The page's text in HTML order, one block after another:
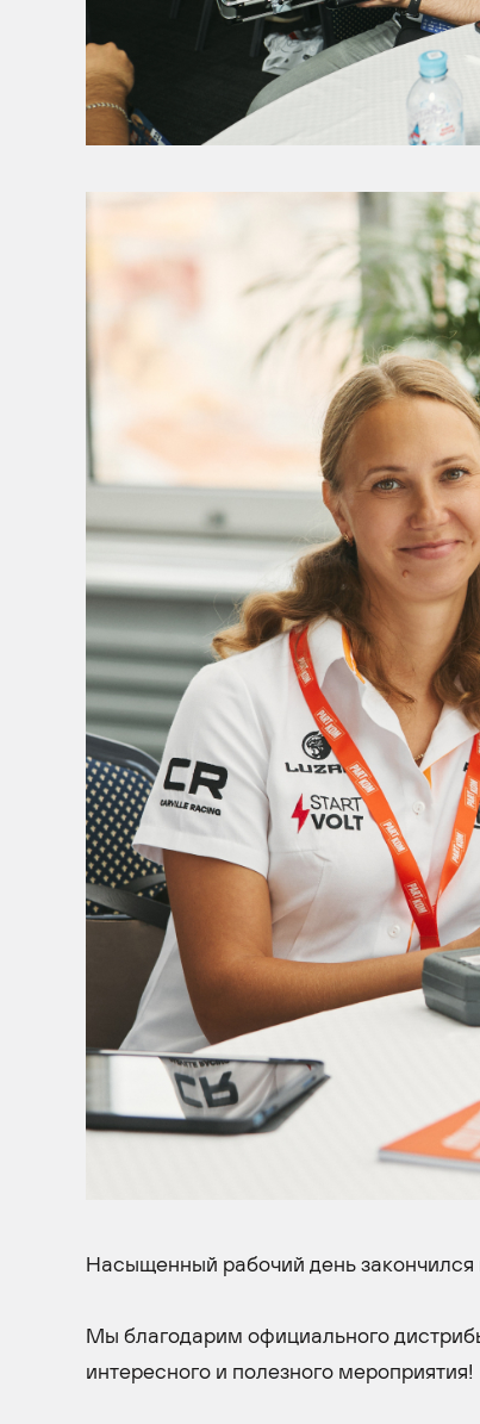
Насыщенный рабочий день
Мы благодарим официального
интересного и полезного мероприятия!